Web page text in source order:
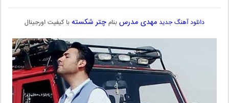
دانلود آهنگ جدید مهدی مدرسبنامچتر شکستهبا کیفیت اورجینال